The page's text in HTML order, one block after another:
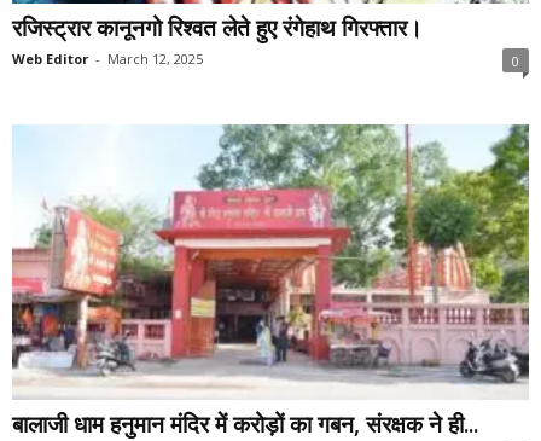
रजिस्ट्रार कानूनगो रिश्वत लेते हुए रंगेहाथ गिरफ्तार।
Web Editor - March 12, 2025 0
बालाजी धाम हनुमान मंदिर में करोड़ों का गबन, संरक्षक ने ही...